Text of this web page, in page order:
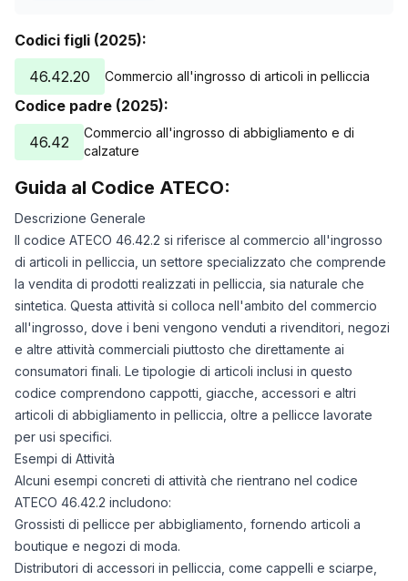
Codici figli (2025):
46.42.20
Commercio all'ingrosso di articoli in pelliccia
Codice padre (2025):
46.42
Commercio all'ingrosso di abbigliamento e di
calzature
Guida al Codice ATECO:
Descrizione Generale
Il codice ATECO 46.42.2 si riferisce al commercio all'ingrosso
di articoli in pelliccia, un settore specializzato che comprende
la vendita di prodotti realizzati in pelliccia, sia naturale che
sintetica. Questa attività si colloca nell'ambito del commercio
all'ingrosso, dove i beni vengono venduti a rivenditori, negozi
e altre attività commerciali piuttosto che direttamente ai
consumatori finali. Le tipologie di articoli inclusi in questo
codice comprendono cappotti, giacche, accessori e altri
articoli di abbigliamento in pelliccia, oltre a pellicce lavorate
per usi specifici.
Esempi di Attività
Alcuni esempi concreti di attività che rientrano nel codice
ATECO 46.42.2 includono:
Grossisti di pellicce per abbigliamento, fornendo articoli a
boutique e negozi di moda.
Distributori di accessori in pelliccia, come cappelli e sciarpe,